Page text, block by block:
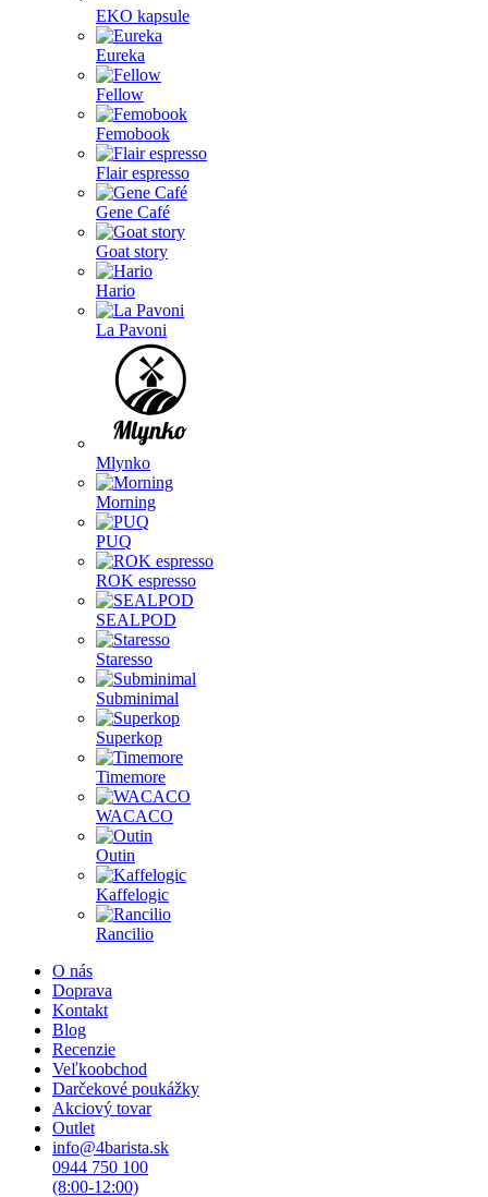
EKO kapsule
Eureka
Fellow
Femobook
Flair espresso
Gene Café
Goat story
Hario
La Pavoni
Mlynko
Morning
PUQ
ROK espresso
SEALPOD
Staresso
Subminimal
Superkop
Timemore
WACACO
Outin
Kaffelogic
Rancilio
O nás
Doprava
Kontakt
Blog
Recenzie
Veľkoobchod
Darčekové poukážky
Akciový tovar
Outlet
info@4barista.sk
0944 750 100
(8:00-12:00)